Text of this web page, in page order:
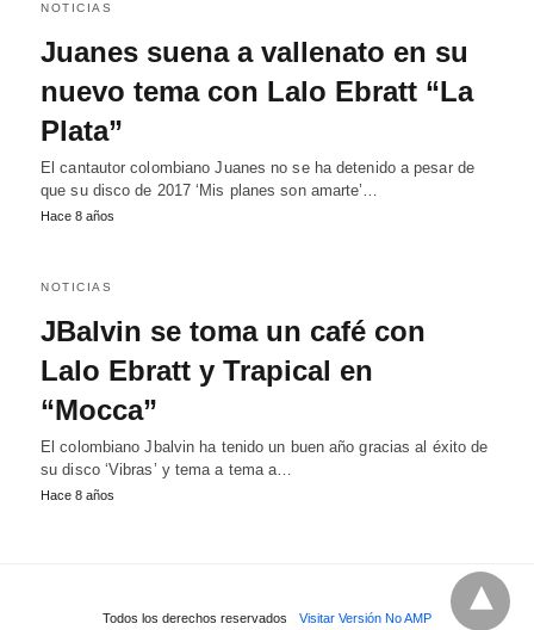
NOTICIAS
Juanes suena a vallenato en su
nuevo tema con Lalo Ebratt “La
Plata”
El cantautor colombiano Juanes no se ha detenido a pesar de
que su disco de 2017 ‘Mis planes son amarte’…
Hace 8 años
NOTICIAS
JBalvin se toma un café con
Lalo Ebratt y Trapical en
“Mocca”
El colombiano Jbalvin ha tenido un buen año gracias al éxito de
su disco ‘Vibras’ y tema a tema a…
Hace 8 años
Todos los derechos reservados Visitar Versión No AMP